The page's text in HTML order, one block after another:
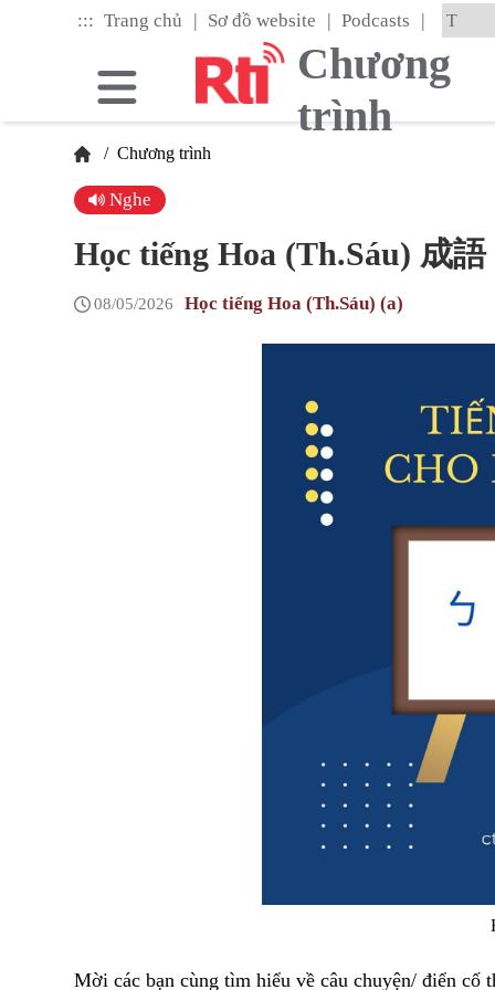
::: Trang chủ | Sơ đồ website | Podcasts |
Chương
trình
/ Chương trình
Nghe
Học tiếng Hoa (Th.Sáu) 成語
08/05/2026 Học tiếng Hoa (Th.Sáu) (a)
Mời các bạn cùng tìm hiểu về câu chuyện/ điển cố